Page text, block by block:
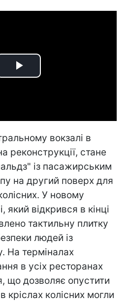
Play
вокзалі в
реконструкції, стане
із пасажирським
на другий поверх для
У новому
який відкрився в кінці
тактильну плитку
людей із
На терміналах
в усіх ресторанах
що дозволяє опустити
колісних могли